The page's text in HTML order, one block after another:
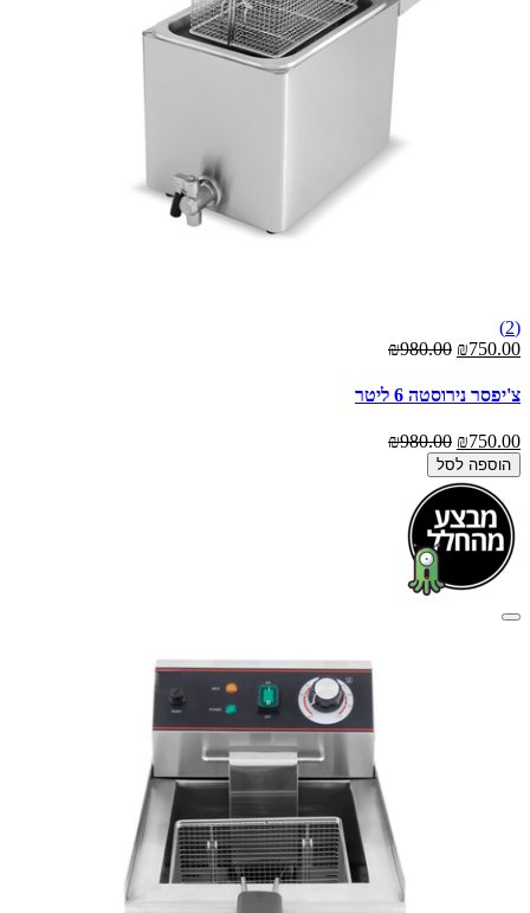
(2)
₪750.00
₪980.00
צ'יפסר נירוסטה 6 ליטר
₪750.00
₪980.00
הוספה לסל